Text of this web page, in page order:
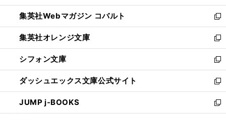
開
く
ウ
で
開
く
ン
ド
ウ
で
開
く
ウ
ィ
ン
ド
ウ
で
開
く
集英社Webマガジン コバルト
新
し
い
ウ
ィ
ン
ド
ウ
で
開
集英社オレンジ文庫
新
し
い
ウ
ィ
ン
ド
ウ
シフォン文庫
新
し
い
ウ
ィ
ン
ダッシュエックス文庫公式サイト
新
し
い
ウ
JUMP j-BOOKS
新
し